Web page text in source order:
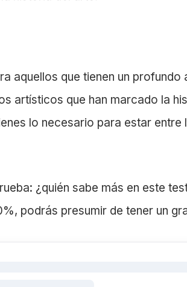
aquellos que tienen un
artísticos que han marcado la
lo necesario para estar entre
¿quién sabe más en este
podrás presumir de tener un